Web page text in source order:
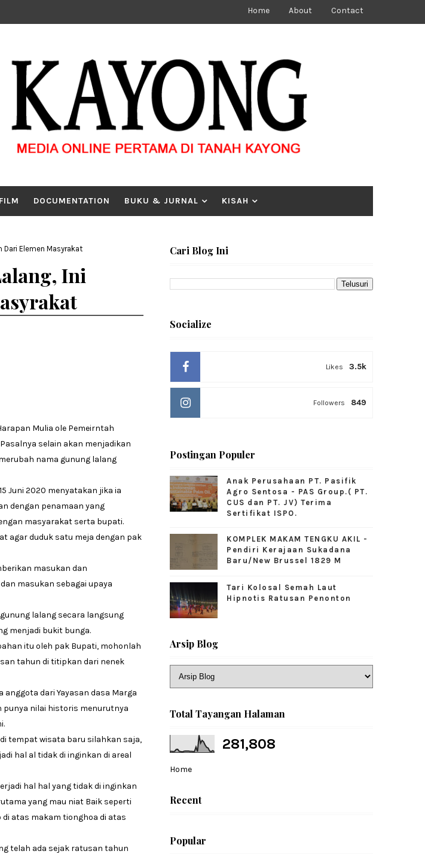
Home About Contact
DOCUMENTATION BUKU & JURNAL KISAH
Dari Elemen Masyrakat
Ini
Mulia ole Pemeirntah
selain akan menjadikan
nama gunung lalang
Juni 2020 menyatakan jika ia
dengan penamaan yang
masyarakat serta bupati.
agar duduk satu meja dengan pak
masukan dan
masukan sebagai upaya
lalang secara langsung
menjadi bukit bunga.
itu oleh pak Bupati, mohonlah
tahun di titipkan dari nenek
dari Yayasan dasa Marga
punya nilai historis menurutnya
tempat wisata baru silahkan saja,
hal al tidak di inginkan di areal
hal hal yang tidak di inginkan
yang mau niat Baik seperti
atas makam tionghoa di atas
telah ada sejak ratusan tahun
Cari Blog Ini
Socialize
3.5k
Likes
849
Followers
Postingan Populer
Anak Perusahaan PT. Pasifik
Agro Sentosa - PAS Group.( PT.
CUS dan PT. JV) Terima
Sertifikat ISPO.
KOMPLEK MAKAM TENGKU AKIL -
Pendiri Kerajaan Sukadana
Baru/New Brussel 1829 M
Tari Kolosal Semah Laut
Hipnotis Ratusan Penonton
Arsip Blog
Total Tayangan Halaman
281,808
Home
Recent
Popular